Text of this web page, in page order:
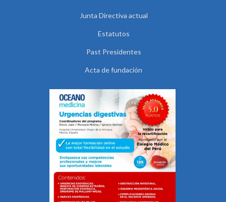
Junta Directiva actual
Estatutos
Past Presidentes
Acta de fundación